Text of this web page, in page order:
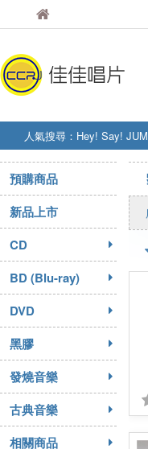
人氣搜尋： Hey! Say!
STRAY KIDS
盧廣仲
預購商品
新品上市
CD
BD (Blu-ray)
DVD
黑膠
發燒音樂
古典音樂
相關商品